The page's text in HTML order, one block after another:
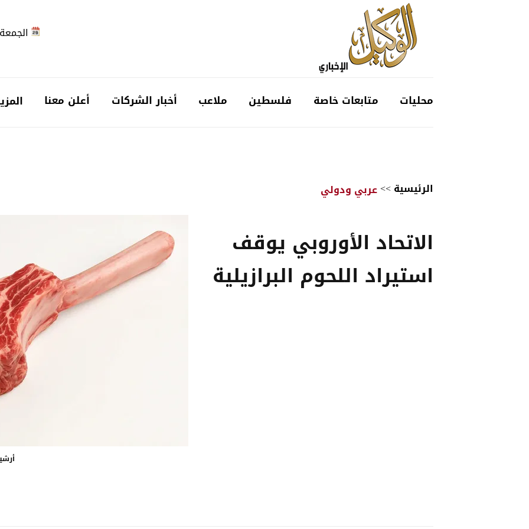
الجمعة 2026-
محليات متابعات خاصة فلسطين ملاعب أخبار الشركات أعلن معنا
الرئيسية>>عربي ودولي
الاتحاد الأوروبي يوقف
استيراد اللحوم البرازيلية